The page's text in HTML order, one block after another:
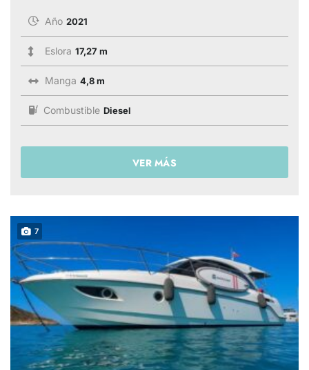
Año 2021
Eslora 17,27 m
Manga 4,8 m
Combustible Diesel
VER MÁS
7